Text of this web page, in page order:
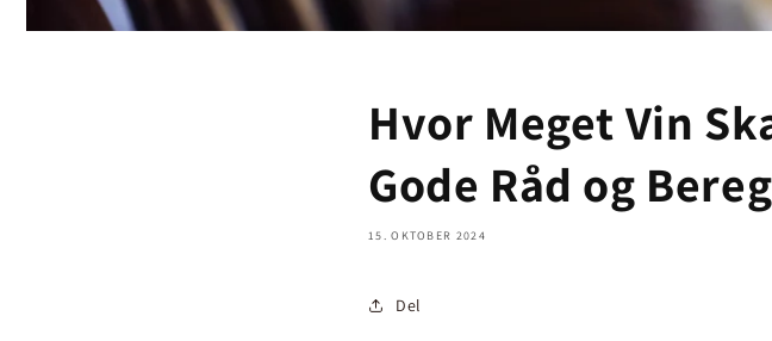
Hvor Meget Vin
Gode Råd og
15. OKTOBER 2024
Del